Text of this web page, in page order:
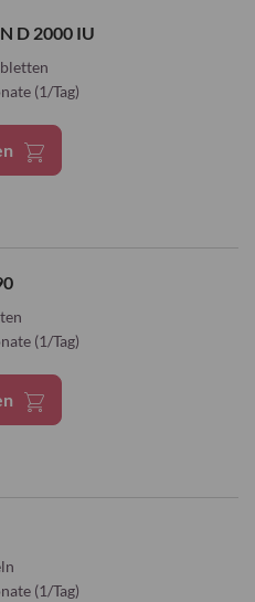
D 2000 IU
(1/Tag)
(1/Tag)
(1/Tag)